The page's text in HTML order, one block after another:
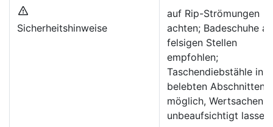
Sicherheitshinweise
auf Rip-Strömungen
achten; Badeschuhe an
felsigen Stellen
empfohlen;
Taschendiebstähle in
belebten Abschnitten
möglich, Wertsachen
unbeaufsichtigt lassen